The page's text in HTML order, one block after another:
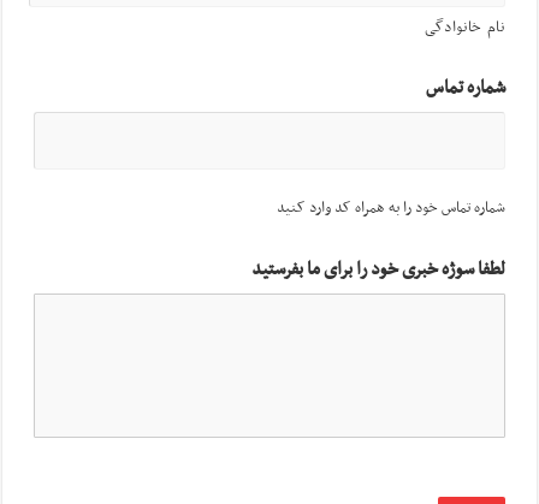
نام خانوادگی
شماره تماس
شماره تماس خود را به همراه کد وارد کنید
لطفا سوژه خبری خود را برای ما بفرستید